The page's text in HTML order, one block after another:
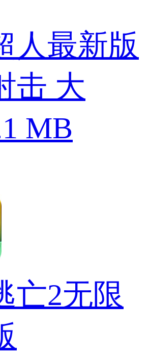
人最新版
击 大
MB
亡2无限